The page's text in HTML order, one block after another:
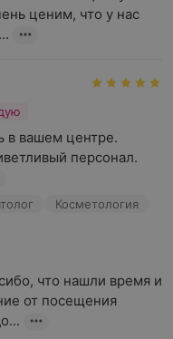
ценим, что у нас
в вашем центре.
персонал.
Косметология
что нашли время и
от посещения